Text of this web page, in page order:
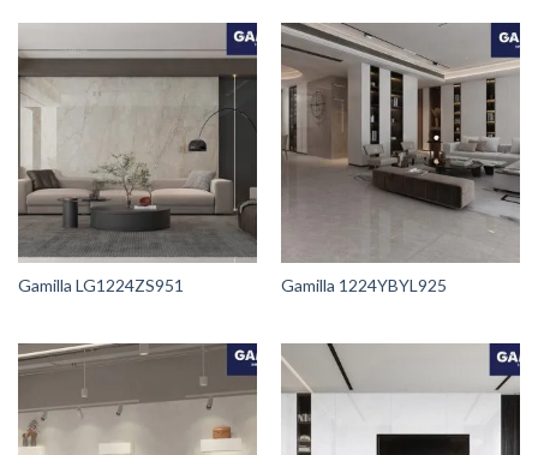
Gamilla LG1224ZS951 Gamilla 1224YBYL925